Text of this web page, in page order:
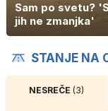
Sam po svetu?
jih ne zmanjka'
STANJE NA
NESREČE (3)